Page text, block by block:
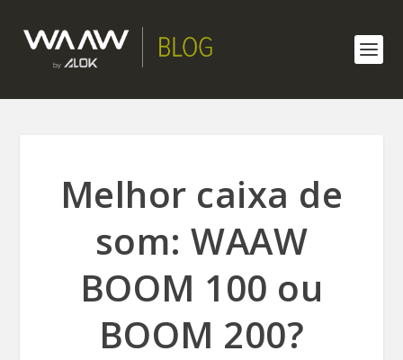
Melhor caixa de
som: WAAW
BOOM 100 ou
BOOM 200?